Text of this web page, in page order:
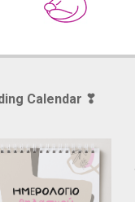
Calendar ❣